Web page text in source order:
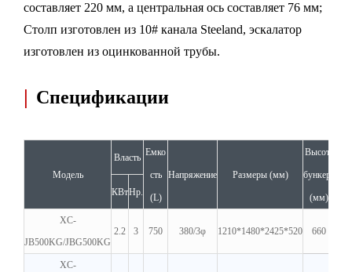
составляет 220 мм, а центральная ось составляет 76 мм;
Столп изготовлен из 10# канала Steeland, эскалатор
изготовлен из оцинкованной трубы.
| Спецификации
Модель
Власть Емко
сть
(L)
Напряжение Размеры (мм)
Высота
бункера
(мм)
КВтHp.
XC-
JB500KG/JBG500KG
2.2 3 750 380/3φ 1210*1480*2425*520 660
XC-